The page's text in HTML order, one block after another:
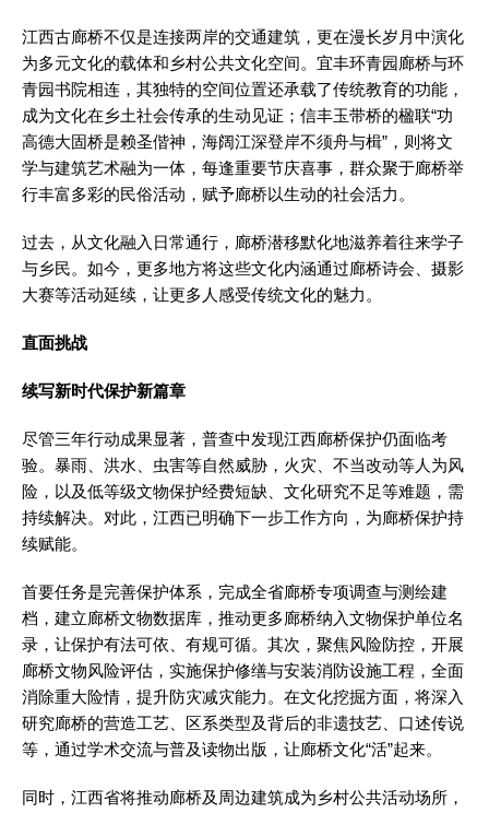
江西古廊桥不仅是连接两岸的交通建筑，更在漫长岁月中演化
为多元文化的载体和乡村公共文化空间。宜丰环青园廊桥与环
青园书院相连，其独特的空间位置还承载了传统教育的功能，
成为文化在乡土社会传承的生动见证；信丰玉带桥的楹联“功
高德大固桥是赖圣偕神，海阔江深登岸不须舟与楫”，则将文
学与建筑艺术融为一体，每逢重要节庆喜事，群众聚于廊桥举
行丰富多彩的民俗活动，赋予廊桥以生动的社会活力。
过去，从文化融入日常通行，廊桥潜移默化地滋养着往来学子
与乡民。如今，更多地方将这些文化内涵通过廊桥诗会、摄影
大赛等活动延续，让更多人感受传统文化的魅力。
直面挑战
续写新时代保护新篇章
尽管三年行动成果显著，普查中发现江西廊桥保护仍面临考
验。暴雨、洪水、虫害等自然威胁，火灾、不当改动等人为风
险，以及低等级文物保护经费短缺、文化研究不足等难题，需
持续解决。对此，江西已明确下一步工作方向，为廊桥保护持
续赋能。
首要任务是完善保护体系，完成全省廊桥专项调查与测绘建
档，建立廊桥文物数据库，推动更多廊桥纳入文物保护单位名
录，让保护有法可依、有规可循。其次，聚焦风险防控，开展
廊桥文物风险评估，实施保护修缮与安装消防设施工程，全面
消除重大险情，提升防灾减灾能力。在文化挖掘方面，将深入
研究廊桥的营造工艺、区系类型及背后的非遗技艺、口述传说
等，通过学术交流与普及读物出版，让廊桥文化“活”起来。
同时，江西省将推动廊桥及周边建筑成为乡村公共活动场所，